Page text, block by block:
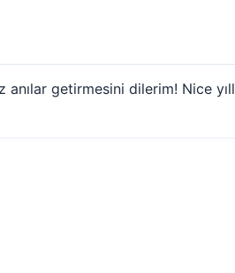
anılar getirmesini dilerim! Nice